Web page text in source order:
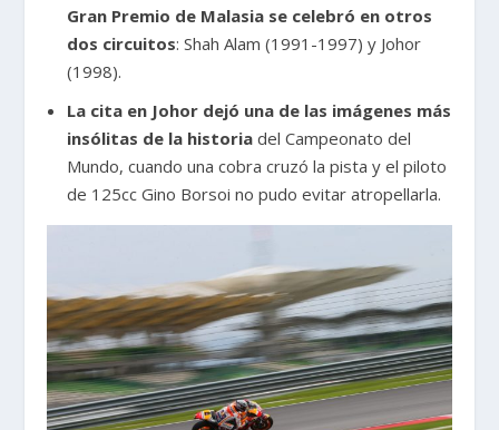
Gran Premio de Malasia se celebró en otros
dos circuitos: Shah Alam (1991-1997) y Johor
(1998).
La cita en Johor dejó una de las imágenes más
insólitas de la historiadel Campeonato del
Mundo, cuando una cobra cruzó la pista y el piloto
de 125cc Gino Borsoi no pudo evitar atropellarla.